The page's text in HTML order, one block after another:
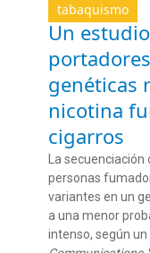
tabaquismo
Un
genéticas
nicotina
cigarros
La
personas
variantes en un
a una menor
intenso, según